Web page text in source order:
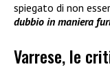
spiegato di non
dubbio in maniera
Varrese, le